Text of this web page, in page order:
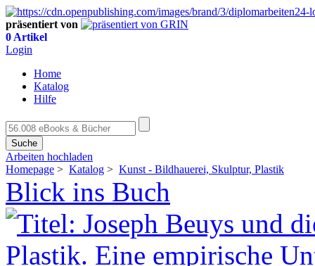
präsentiert von
0 Artikel
Login
Home
Katalog
Hilfe
Suche
Arbeiten hochladen
Homepage > Katalog > Kunst - Bildhauerei, Skulptur, Plastik
Blick ins Buch